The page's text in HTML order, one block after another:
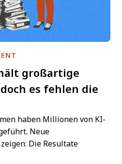
großartige
es fehlen die
haben Millionen von KI-
Neue
Die Resultate